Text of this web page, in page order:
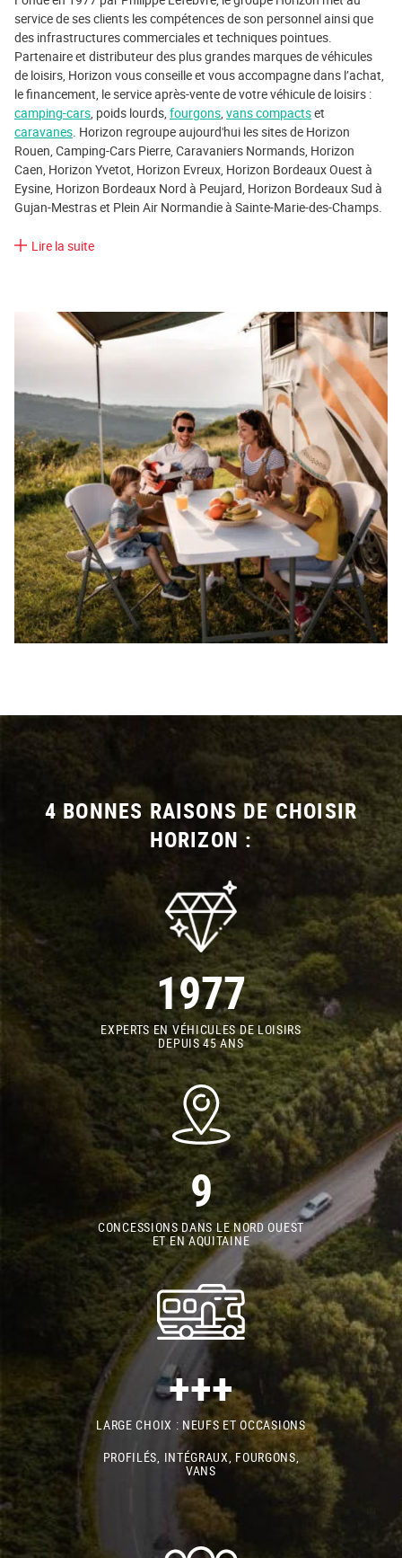
service de ses clients les compétences de son personnel ainsi que
des infrastructures commerciales et techniques pointues.
Partenaire et distributeur des plus grandes marques de véhicules
de loisirs, Horizon vous conseille et vous accompagne dans l’achat,
le financement, le service après-vente de votre véhicule de loisirs :
camping-cars, poids lourds, fourgons, vans compactset
caravanes. Horizon regroupe aujourd'hui les sites de Horizon
Rouen, Camping-Cars Pierre, Caravaniers Normands, Horizon
Caen, Horizon Yvetot, Horizon Evreux, Horizon Bordeaux Ouest à
Eysine, Horizon Bordeaux Nord à Peujard, Horizon Bordeaux Sud à
Gujan-Mestras et Plein Air Normandie à Sainte-Marie-des-Champs.
Lire la suite
4 BONNES RAISONS DE CHOISIR
HORIZON :
1977
EXPERTS EN VÉHICULES DE LOISIRS
DEPUIS 45 ANS
9
CONCESSIONS DANS LE NORD OUEST
ET EN AQUITAINE
+++
LARGE CHOIX : NEUFS ET OCCASIONS
PROFILÉS, INTÉGRAUX, FOURGONS,
VANS